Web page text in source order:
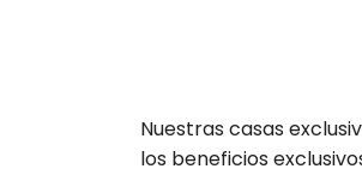
Nuestras casas
los beneficios